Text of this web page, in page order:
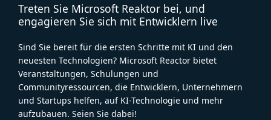
Treten Sie Microsoft Reaktor bei, und
engagieren Sie sich mit Entwicklern live
Sind Sie bereit für die ersten Schritte mit KI und den
neuesten Technologien? Microsoft Reactor bietet
Veranstaltungen, Schulungen und
Communityressourcen, die Entwicklern, Unternehmern
und Startups helfen, auf KI-Technologie und mehr
aufzubauen. Seien Sie dabei!